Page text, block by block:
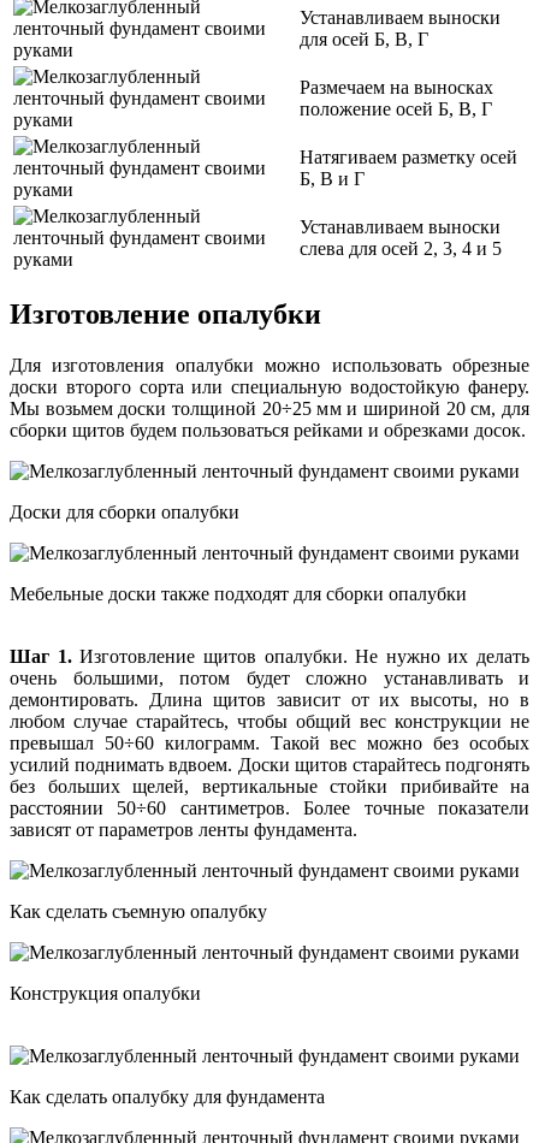
Устанавливаем выноски
для осей Б, В, Г
Размечаем на выносках
положение осей Б, В, Г
Натягиваем разметку осей
Б, В и Г
Устанавливаем выноски
слева для осей 2, 3, 4 и 5
Изготовление опалубки
Для изготовления опалубки можно использовать обрезные
доски второго сорта или специальную водостойкую фанеру.
Мы возьмем доски толщиной 20÷25 мм и шириной 20 см, для
сборки щитов будем пользоваться рейками и обрезками досок.
Доски для сборки опалубки
Мебельные доски также подходят для сборки опалубки
Шаг 1.Изготовление щитов опалубки. Не нужно их делать
очень большими, потом будет сложно устанавливать и
демонтировать. Длина щитов зависит от их высоты, но в
любом случае старайтесь, чтобы общий вес конструкции не
превышал 50÷60 килограмм. Такой вес можно без особых
усилий поднимать вдвоем. Доски щитов старайтесь подгонять
без больших щелей, вертикальные стойки прибивайте на
расстоянии 50÷60 сантиметров. Более точные показатели
зависят от параметров ленты фундамента.
Как сделать съемную опалубку
Конструкция опалубки
Как сделать опалубку для фундамента